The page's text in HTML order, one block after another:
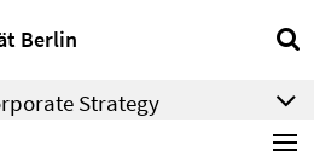
Berlin
Strategy